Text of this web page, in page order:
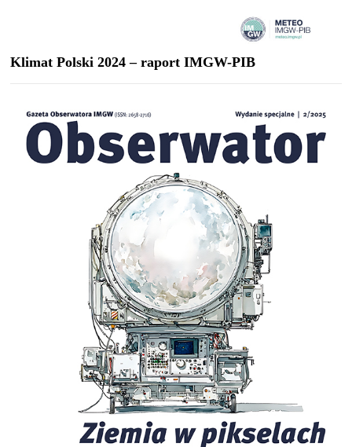
Klimat Polski 2024 – raport IMGW-PIB